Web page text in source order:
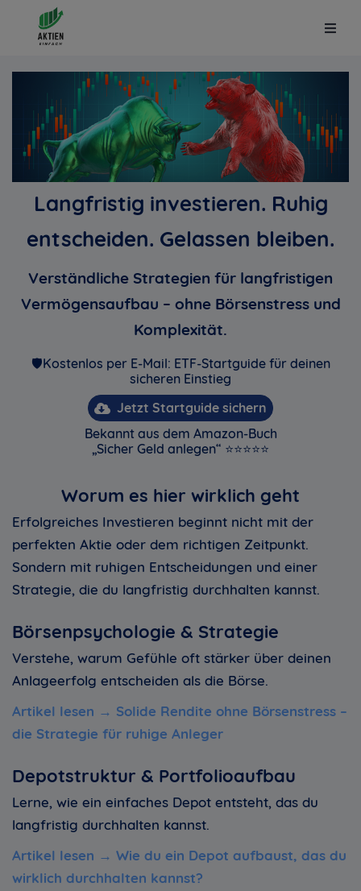
Langfristig investieren. Ruhig
entscheiden. Gelassen bleiben.
Verständliche Strategien für langfristigen
Vermögensaufbau – ohne Börsenstress und
Komplexität.
🛡️Kostenlos per E-Mail: ETF-Startguide für deinen
sicheren Einstieg
Jetzt Startguide sichern
Bekannt aus dem Amazon-Buch
„Sicher Geld anlegen“ ⭐⭐⭐⭐⭐
Worum es hier wirklich geht
Erfolgreiches Investieren beginnt nicht mit der
perfekten Aktie oder dem richtigen Zeitpunkt.
Sondern mit ruhigen Entscheidungen und einer
Strategie, die du langfristig durchhalten kannst.
Börsenpsychologie & Strategie
Verstehe, warum Gefühle oft stärker über deinen
Anlageerfolg entscheiden als die Börse.
Artikel lesen → Solide Rendite ohne Börsenstress –
die Strategie für ruhige Anleger
Depotstruktur & Portfolioaufbau
Lerne, wie ein einfaches Depot entsteht, das du
langfristig durchhalten kannst.
Artikel lesen → Wie du ein Depot aufbaust, das du
wirklich durchhalten kannst?